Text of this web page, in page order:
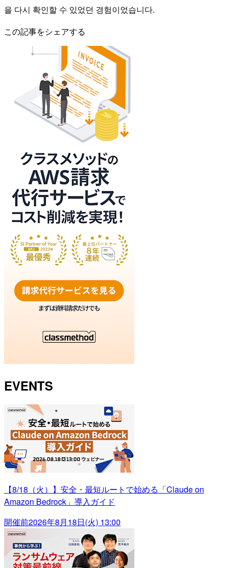
을 다시 확인할 수 있었던 경험이었습니다.
この記事をシェアする
EVENTS
【8/18（火）】安全・最短ルートで始める「Claude on
Amazon Bedrock」導入ガイド
開催前2026年8月18日(火) 13:00